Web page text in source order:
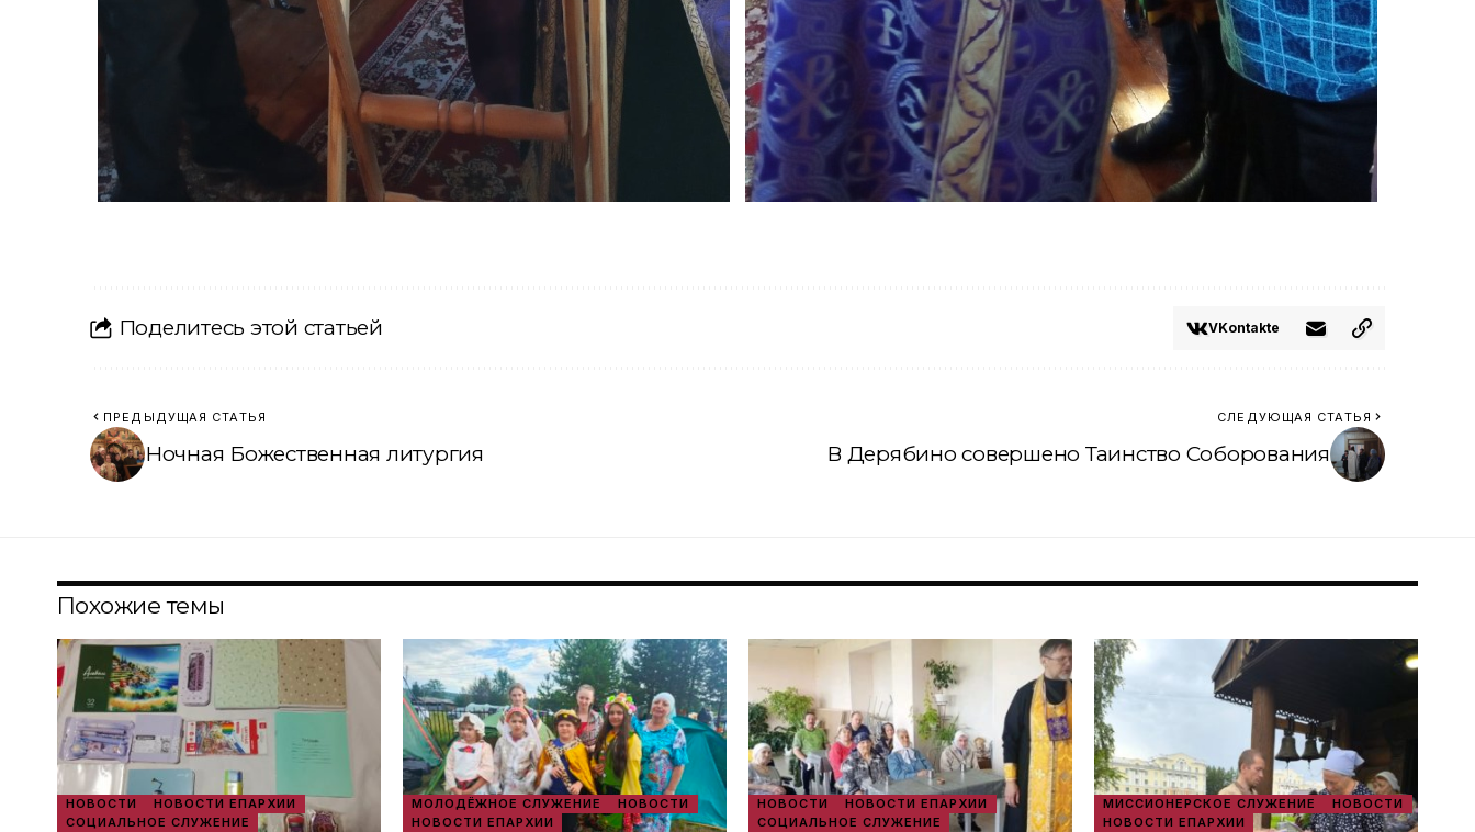
Поделитесь этой статьей VKontakte
ПРЕДЫДУЩАЯ СТАТЬЯ
Ночная Божественная литургия
СЛЕДУЮЩАЯ СТАТЬЯ
В Дерябино совершено Таинство Соборования
Похожие темы
НОВОСТИ
НОВОСТИ ЕПАРХИИ
СОЦИАЛЬНОЕ СЛУЖЕНИЕ
МОЛОДЁЖНОЕ СЛУЖЕНИЕ
НОВОСТИ
НОВОСТИ ЕПАРХИИ
НОВОСТИ
НОВОСТИ ЕПАРХИИ
СОЦИАЛЬНОЕ СЛУЖЕНИЕ
МИССИОНЕРСКОЕ СЛУЖЕНИЕ
НОВОСТИ
НОВОСТИ ЕПАРХИИ